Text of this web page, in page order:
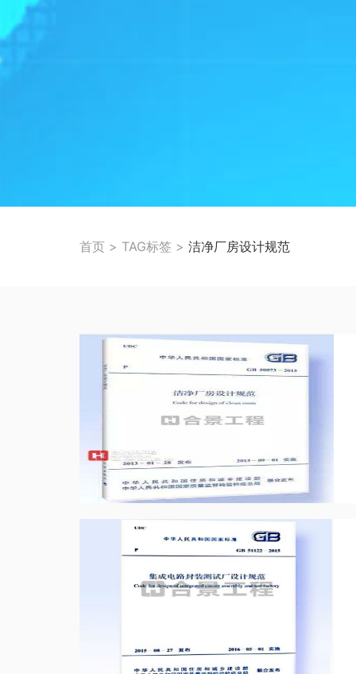
首页 > TAG标签 > 洁净厂房设计规范